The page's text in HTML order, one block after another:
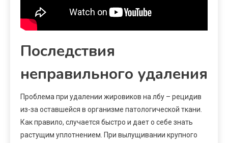
Последствия
неправильного удаления
Проблема при удалении жировиков на лбу – рецидив
из-за оставшейся в организме патологической ткани.
Как правило, случается быстро и дает о себе знать
растущим уплотнением. При вылущивании крупного